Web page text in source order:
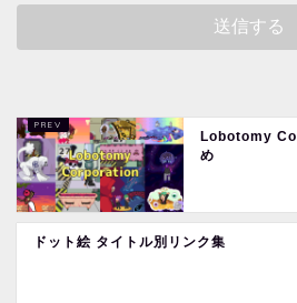
Lobotomy
め
ドット絵 タイトル別リンク集